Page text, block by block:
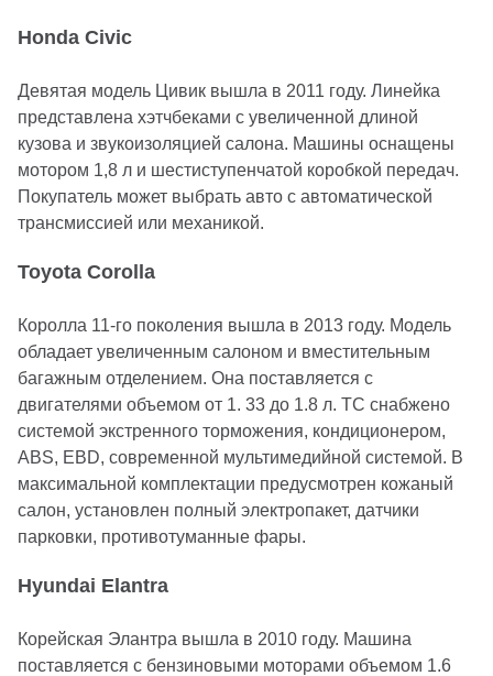
Honda Civic
Девятая модель Цивик вышла в 2011 году. Линейка
представлена хэтчбеками с увеличенной длиной
кузова и звукоизоляцией салона. Машины оснащены
мотором 1,8 л и шестиступенчатой коробкой передач.
Покупатель может выбрать авто с автоматической
трансмиссией или механикой.
Toyota Corolla
Королла 11-го поколения вышла в 2013 году. Модель
обладает увеличенным салоном и вместительным
багажным отделением. Она поставляется с
двигателями объемом от 1. 33 до 1.8 л. ТС снабжено
системой экстренного торможения, кондиционером,
ABS, EBD, современной мультимедийной системой. В
максимальной комплектации предусмотрен кожаный
салон, установлен полный электропакет, датчики
парковки, противотуманные фары.
Hyundai Elantra
Корейская Элантра вышла в 2010 году. Машина
поставляется с бензиновыми моторами объемом 1.6